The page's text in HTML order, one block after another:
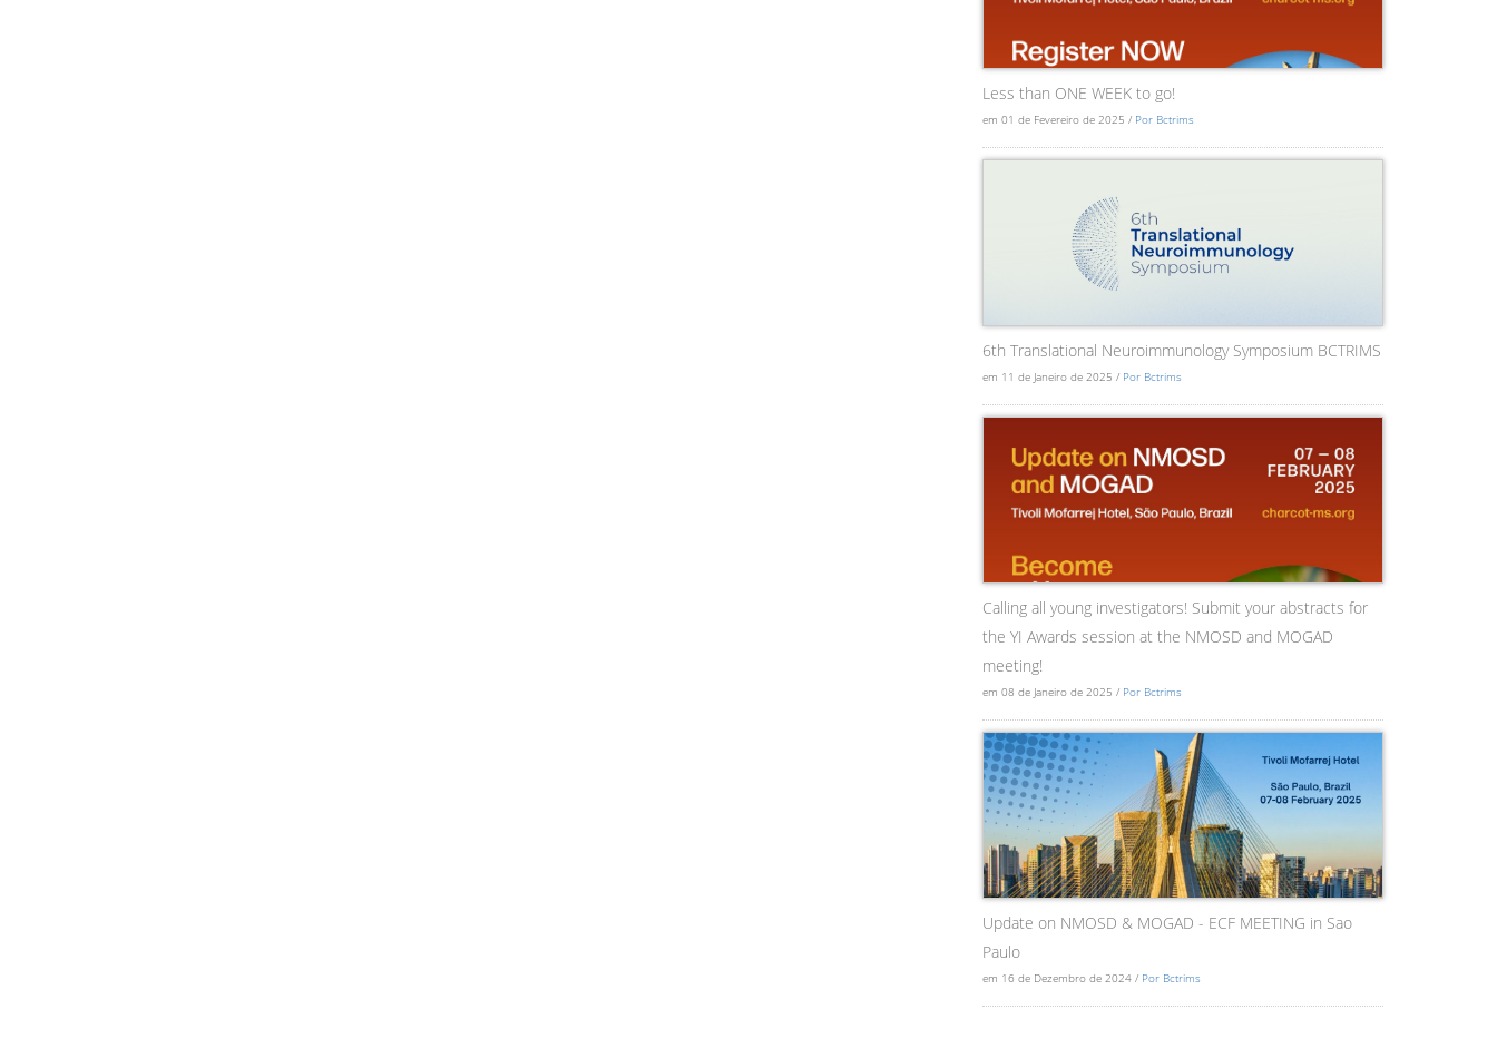
Less than ONE WEEK to go!
em 01 de Fevereiro de 2025 / Por Bctrims
6th Translational Neuroimmunology Symposium BCTRIMS
em 11 de Janeiro de 2025 / Por Bctrims
Calling all young investigators! Submit your abstracts for
the YI Awards session at the NMOSD and MOGAD
meeting!
em 08 de Janeiro de 2025 / Por Bctrims
Update on NMOSD & MOGAD - ECF MEETING in Sao
Paulo
em 16 de Dezembro de 2024 / Por Bctrims